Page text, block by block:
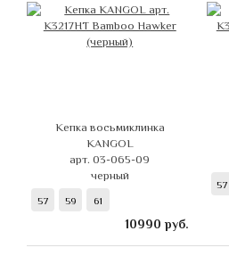
Кепка восьмиклинка
KANGOL
арт. 03-065-09
черный
57 59 61
10990 руб.
57